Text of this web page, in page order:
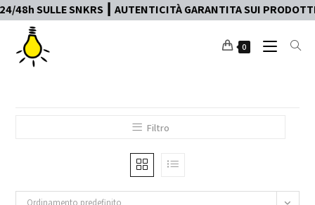
SULLE SNKRS ┃ AUTENTICITÀ GARANTITA SUI
0
Filtro
Ordinamento predefinito